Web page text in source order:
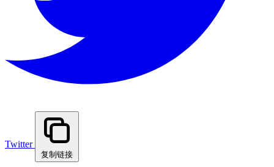
Twitter
复制链接